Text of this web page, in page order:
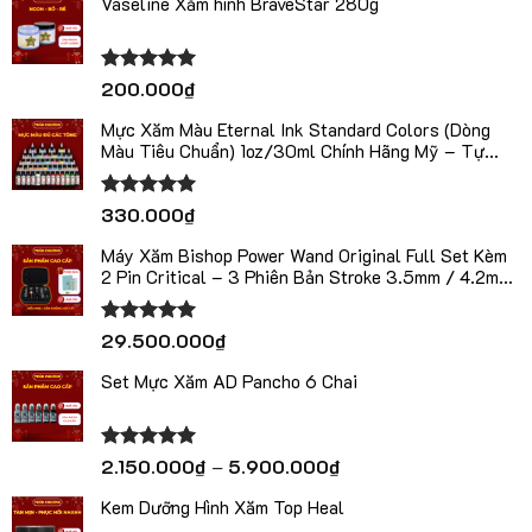
Được xếp
5 sao
200.000₫
Mực Xăm Màu Eternal Ink Standard Colors (Dòng
Màu Tiêu Chuẩn) 1oz/30ml Chính Hãng Mỹ – Tự
Chọn Màu
Được xếp
5 sao
330.000₫
Máy Xăm Bishop Power Wand Original Full Set Kèm
2 Pin Critical – 3 Phiên Bản Stroke 3.5mm / 4.2mm
/ 5.0mm
Được xếp
5 sao
29.500.000₫
Set Mực Xăm AD Pancho 6 Chai
Được xếp
5 sao
2.150.000₫ – 5.900.000₫Khoảng
từ
Kem Dưỡng Hình Xăm Top Heal